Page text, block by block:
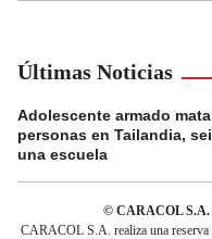
Últimas Noticias
Adolescente armado
personas en Tailandia,
una escuela
© CARACOL S.A.
CARACOL S.A. realiza una reserva